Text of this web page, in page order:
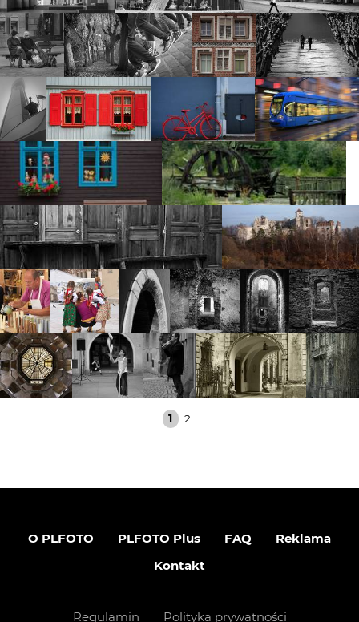
1 2
O PLFOTO PLFOTO Plus FAQ
Reklama
Kontakt
Regulamin Polityka prywatności